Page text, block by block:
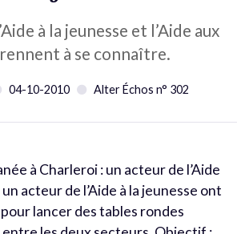
à la jeunesse et l’Aide aux
à se connaître.
04-10-2010 Alter Échos n° 302
à Charleroi : un acteur de l’Aide
acteur de l’Aide à la jeunesse ont
lancer des tables rondes